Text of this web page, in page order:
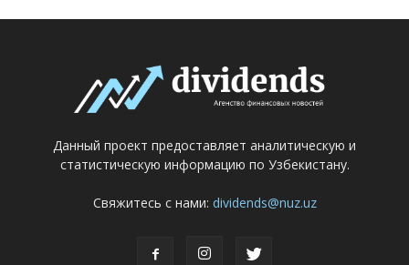
Данный проект предоставляет аналитическую и
статистическую информацию по Узбекистану.
Свяжитесь с нами: dividends@nuz.uz